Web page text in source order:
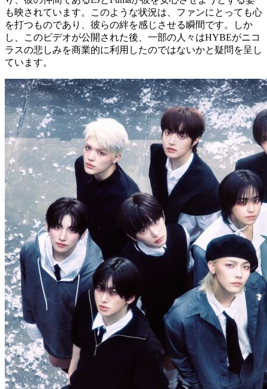
も映されています。このような状況は、ファンにとっても心
を打つものであり、彼らの絆を感じさせる瞬間です。しか
し、このビデオが公開された後、一部の人々はHYBEがニコ
ラスの悲しみを商業的に利用したのではないかと疑問を呈し
ています。